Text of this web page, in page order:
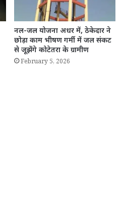
नल-जल योजना अधर में, ठेकेदार ने
छोड़ा काम भीषण गर्मी में जल संकट
से जूझेंगे कोटेतरा के ग्रामीण
February 5, 2026